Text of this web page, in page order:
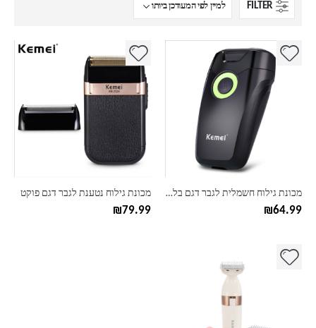
FILTER
מכונת גילוח חשמלית לגבר דגם בלייז
₪64.99
מכונת גילוח נטענת לגבר דגם פוקט
₪79.99